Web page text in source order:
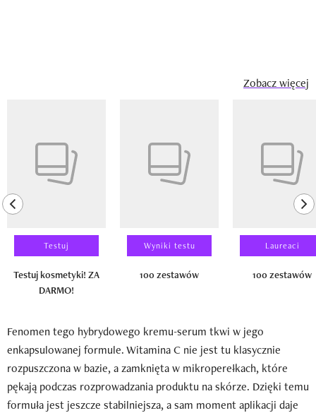
Zobacz więcej
previous element
Testuj
Testuj kosmetyki! ZA
DARMO!
Wyniki testu
100 zestawów
Laureaci
100 zestawów
Fenomen tego hybrydowego kremu-serum tkwi w jego
enkapsulowanej formule. Witamina C nie jest tu klasycznie
rozpuszczona w bazie, a zamknięta w mikroperełkach, które
pękają podczas rozprowadzania produktu na skórze. Dzięki temu
formuła jest jeszcze stabilniejsza, a sam moment aplikacji daje